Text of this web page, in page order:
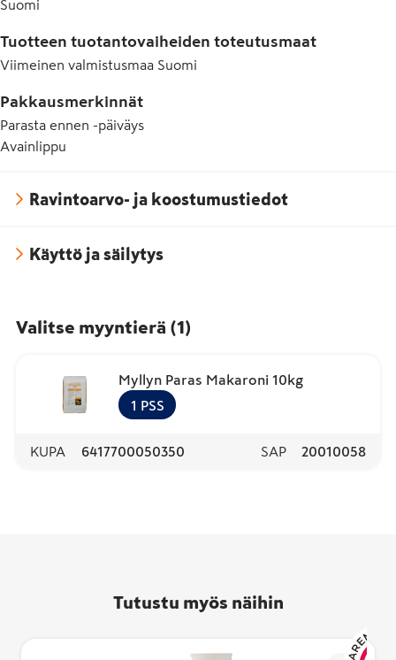
Suomi
Tuotteen tuotantovaiheiden toteutusmaat
Viimeinen valmistusmaa Suomi
Pakkausmerkinnät
Parasta ennen -päiväys
Avainlippu
Ravintoarvo- ja koostumustiedot
Käyttö ja säilytys
Valitse myyntierä (1 )
Myllyn Paras Makaroni 10kg
1 PSS
KUPA 6417700050350 SAP 20010058
Tutustu myös näihin